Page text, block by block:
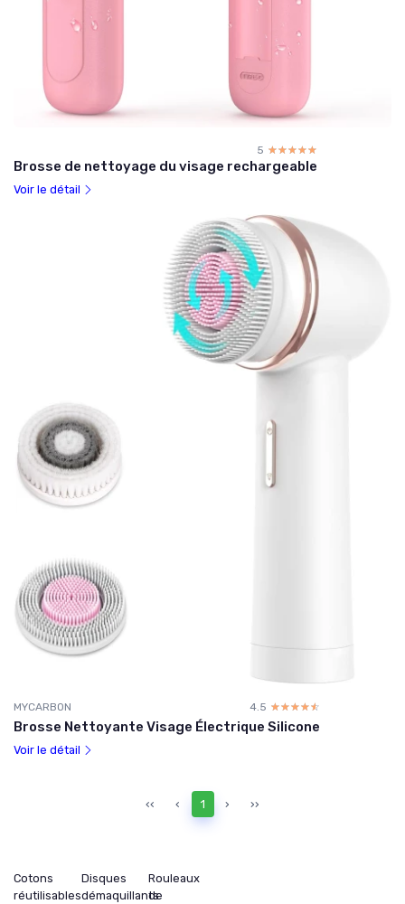
5 ☆☆☆☆☆
★★★★★
Brosse de nettoyage du visage rechargeable
Voir le détail
MYCARBON 4.5 ☆☆☆☆☆
★★★★★
Brosse Nettoyante Visage Électrique Silicone
Voir le détail
‹‹ ‹ 1 › ››
Cotons
réutilisables
Disques
démaquillants
Rouleaux
de